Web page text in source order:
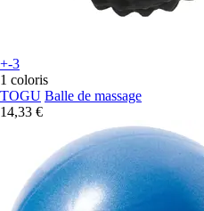
+-3
1 coloris
TOGU Balle de massage
14,33 €